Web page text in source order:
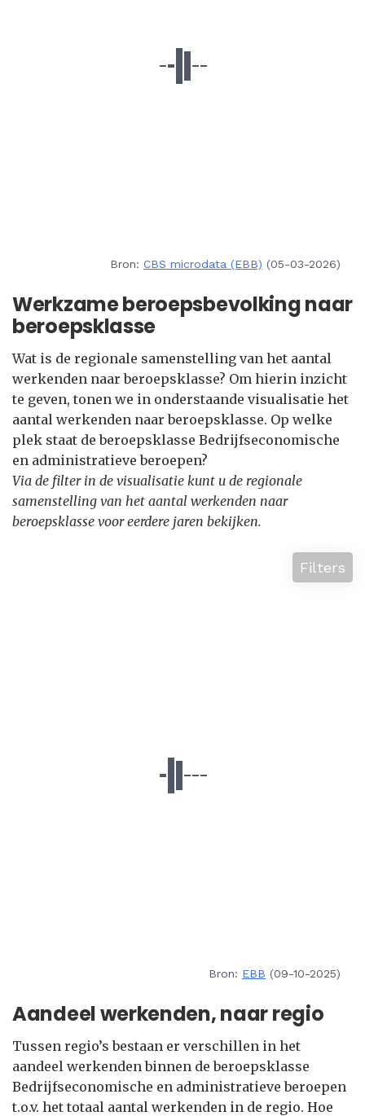
Bron: CBS microdata (EBB) (05-03-2026)
Werkzame beroepsbevolking naar
beroepsklasse
Wat is de regionale samenstelling van het aantal
werkenden naar beroepsklasse? Om hierin inzicht
te geven, tonen we in onderstaande visualisatie het
aantal werkenden naar beroepsklasse. Op welke
plek staat de beroepsklasse Bedrijfseconomische
en administratieve beroepen?
Via de filter in de visualisatie kunt u de regionale
samenstelling van het aantal werkenden naar
beroepsklasse voor eerdere jaren bekijken.
Filters
Bron: EBB (09-10-2025)
Aandeel werkenden, naar regio
Tussen regio’s bestaan er verschillen in het
aandeel werkenden binnen de beroepsklasse
Bedrijfseconomische en administratieve beroepen
t.o.v. het totaal aantal werkenden in de regio. Hoe